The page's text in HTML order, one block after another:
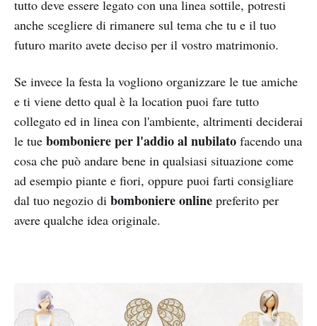
tutto deve essere legato con una linea sottile, potresti
anche scegliere di rimanere sul tema che tu e il tuo
futuro marito avete deciso per il vostro matrimonio.
Se invece la festa la vogliono organizzare le tue amiche
e ti viene detto qual è la location puoi fare tutto
collegato ed in linea con l'ambiente, altrimenti deciderai
le tue bomboniere per l'addio al nubilato facendo una
cosa che può andare bene in qualsiasi situazione come
ad esempio piante e fiori, oppure puoi farti consigliare
dal tuo negozio di bomboniere online preferito per
avere qualche idea originale.